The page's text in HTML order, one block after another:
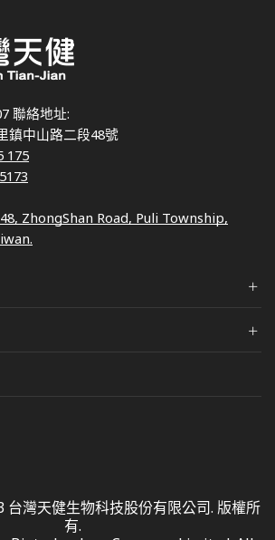
聯絡地址:
鎮中山路二段48號
175
ZhongShan Road, Puli Township,
灣天健生物科技股份有限公司. 版權所
有.